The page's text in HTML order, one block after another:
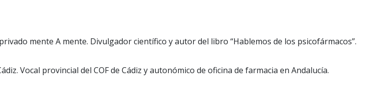
mente A mente. Divulgador científico y autor del libro “Hablemos de los psicofármacos”.
Vocal provincial del COF de Cádiz y autonómico de oficina de farmacia en Andalucía.